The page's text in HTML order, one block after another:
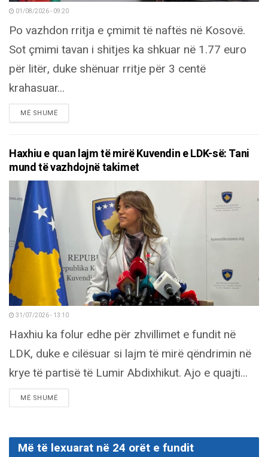
01/08/2026 - 09:20
Po vazhdon rritja e çmimit të naftës në Kosovë.
Sot çmimi tavan i shitjes ka shkuar në 1.77 euro
për litër, duke shënuar rritje për 3 centë
krahasuar...
MË SHUMËDETAILS
Haxhiu e quan lajm të mirë Kuvendin e LDK-së: Tani
mund të vazhdojnë takimet
31/07/2026 - 13:10
Haxhiu ka folur edhe për zhvillimet e fundit në
LDK, duke e cilësuar si lajm të mirë qëndrimin në
krye të partisë të Lumir Abdixhikut. Ajo e quajti...
MË SHUMËDETAILS
Më të lexuarat në 24 orët e fundit